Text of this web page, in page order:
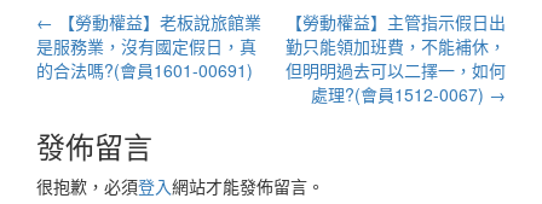
文
章
導
列
← 【勞動權益】老板說旅館業
是服務業，沒有國定假日，真
的合法嗎?(會員1601-00691)
【勞動權益】主管指示假日出
勤只能領加班費，不能補休，
但明明過去可以二擇一，如何
處理?(會員1512-0067) →
發佈留言
很抱歉，必須登入網站才能發佈留言。